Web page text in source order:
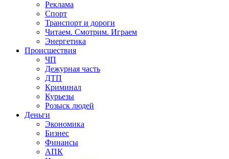
Реклама
Спорт
Транспорт и дороги
Читаем. Смотрим. Играем
Энергетика
Происшествия
ЧП
Дежурная часть
ДТП
Криминал
Курьезы
Розыск людей
Деньги
Экономика
Бизнес
Финансы
АПК